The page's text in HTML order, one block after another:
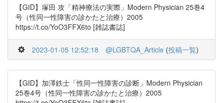
【GID】塚田 攻「精神療法の実際」Modern Physician 25巻4
号（性同一性障害の診かたと治療）2005
https://t.co/YoO3FFX6to [雑誌書誌]
2023-01-05 12:52:18 @LGBTQA_Article (投稿一覧)
【GID】加澤鉄士「性同一性障害の診断」Modern Physician
25巻4号（性同一性障害の診かたと治療）2005